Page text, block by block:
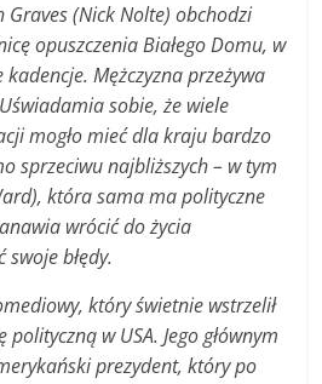
Graves (Nick Nolte) obchodzi
opuszczenia Białego Domu, w
Mężczyzna przeżywa
sobie, że wiele
mogło mieć dla kraju bardzo
sprzeciwu najbliższych – w tym
która sama ma polityczne
wrócić do życia
błędy.
który świetnie wstrzelił
w USA. Jego głównym
prezydent, który po